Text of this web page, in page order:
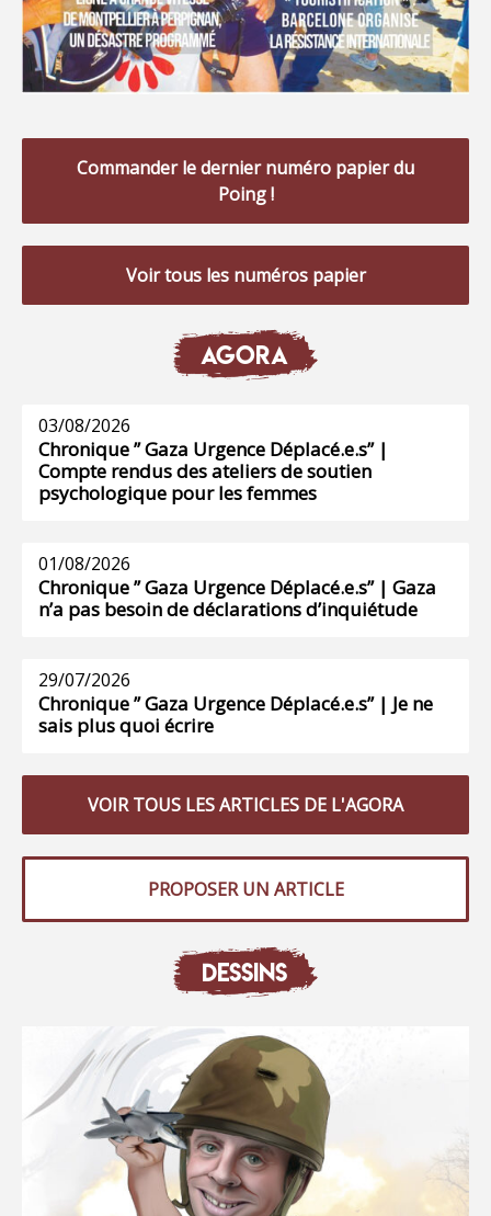
Commander le dernier numéro papier du
Poing !
Voir tous les numéros papier
AGORA
03/08/2026
Chronique ” Gaza Urgence Déplacé.e.s” |
Compte rendus des ateliers de soutien
psychologique pour les femmes
01/08/2026
Chronique ” Gaza Urgence Déplacé.e.s” | Gaza
n’a pas besoin de déclarations d’inquiétude
29/07/2026
Chronique ” Gaza Urgence Déplacé.e.s” | Je ne
sais plus quoi écrire
VOIR TOUS LES ARTICLES DE L'AGORA
PROPOSER UN ARTICLE
DESSINS